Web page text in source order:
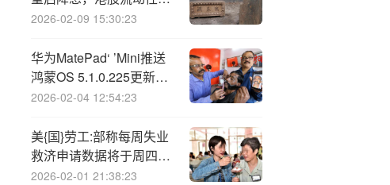
望受益
2026-02-09 15:30:23
华为MatePad‘ ’Mini推送
鸿蒙OS 5.1.0.225更新：
首次公开麒麟9010芯片型
2026-02-04 12:54:23
美{国}劳工:部称每周失业
救济申请数据将于周四公
布
2026-02-01 21:38:23